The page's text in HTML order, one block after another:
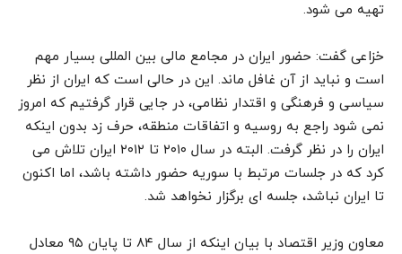
تهیه می شود.
خزاعی گفت: حضور ایران در مجامع مالی بین المللی بسیار مهم
است و نباید از آن غافل ماند. این در حالی است که ایران از نظر
سیاسی و فرهنگی و اقتدار نظامی، در جایی قرار گرفتیم که امروز
نمی شود راجع به روسیه و اتفاقات منطقه، حرف زد بدون اینکه
ایران را در نظر گرفت. البته در سال ۲۰۱۰ تا ۲۰۱۲ ایران تلاش می
کرد که در جلسات مرتبط با سوریه حضور داشته باشد، اما اکنون
تا ایران نباشد، جلسه ای برگزار نخواهد شد.
معاون وزیر اقتصاد با بیان اینکه از سال ۸۴ تا پایان ۹۵ معادل